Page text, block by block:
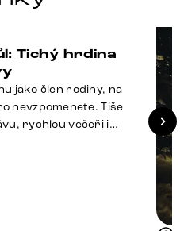
Tichý hrdina
jako člen rodiny, na
nevzpomenete. Tiše
rychlou večeři i
„někdy vyřídit“. Pak
nebo zpráva: „Stavíme